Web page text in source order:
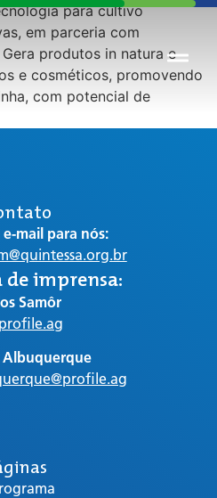
para cultivo
em parceria com
produtos in natura e
e cosméticos, promovendo
com potencial de
mail para nós:
de imprensa:
Samôr
Albuquerque